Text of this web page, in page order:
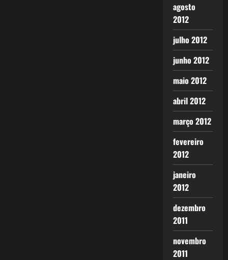
agosto
2012
julho 2012
junho 2012
maio 2012
abril 2012
março 2012
fevereiro
2012
janeiro
2012
dezembro
2011
novembro
2011